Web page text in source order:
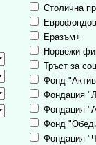
Столична
Еразъм+
Норвежи
Тръст за
Фонд
Фондация
Фондация
Фонд
Фондация